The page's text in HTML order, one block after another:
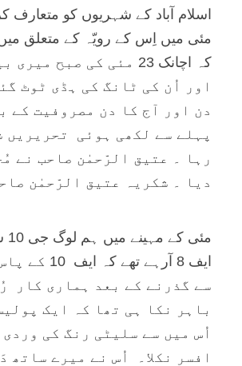
اسلام آباد کے شہريوں کو متعارف
مئی ميں اِس کے رويّہ کے متعلق ميں
کہ اچانک 23 مئی کی صبح
اور اُن کی ٹانگ کی ہڈی ٹوٹ
دن اور آج کا دن مصروفيت کے
پہلے سے لکھی ہوئی تحريريں
رہا ۔ عتيق الرّحمٰن صاحب نے
ديا ۔ شکريہ عتيق الرّحمٰن
ايف 8 آرہے
سے گذرنے کے بعد ہماری کار
باہر نکا ہی تھا کہ ايک
اُس ميں سے سليٹی رنگ کی
افسر نکلا۔ اُس نے ميرے ساتھ